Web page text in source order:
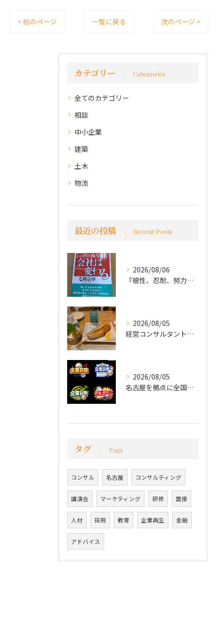
< 前のページ 一覧に戻る 次のページ >
カテゴリー Categories
全てのカテゴリー
相談
中小企業
建築
土木
物流
最近の投稿 Recent Posts
2026/08/06
『根性、忍耐、努力という言葉は死語なのか』
2026/08/05
経営コンサルタントのモーちゃん・毛利京申です。
2026/08/05
名古屋を拠点に全国で活動する 経営コンサルタントの 毛利京申...
タグ Tags
コンサル 名古屋 コンサルティング
講演会 マーケティング 研修 面接
人材 採用 教育 企業再生 金融
アドバイス